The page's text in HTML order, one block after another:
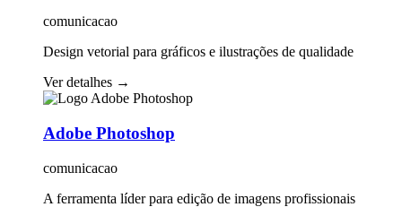
comunicacao
Design vetorial para gráficos e ilustrações de qualidade
Ver detalhes →
Adobe Photoshop
comunicacao
A ferramenta líder para edição de imagens profissionais